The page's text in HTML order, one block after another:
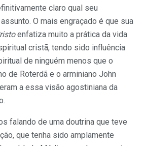
claro qual seu
O mais engraçado é que sua
enfatiza muito a prática da vida
cristã, tendo sido influência
de ninguém menos que o
de Roterdã e o arminiano John
a essa visão agostiniana da
falando de uma doutrina que teve
que tenha sido amplamente